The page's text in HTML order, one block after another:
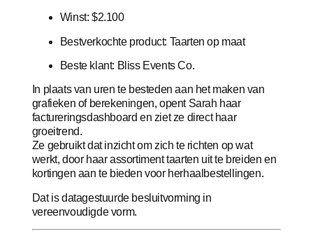
Winst: $2.100
Bestverkochte product: Taarten op maat
Beste klant: Bliss Events Co.
In plaats van uren te besteden aan het maken van
grafieken of berekeningen, opent Sarah haar
factureringsdashboard en ziet ze direct haar
groeitrend.
Ze gebruikt dat inzicht om zich te richten op wat
werkt, door haar assortiment taarten uit te breiden en
kortingen aan te bieden voor herhaalbestellingen.
Dat is datagestuurde besluitvorming in
vereenvoudigde vorm.